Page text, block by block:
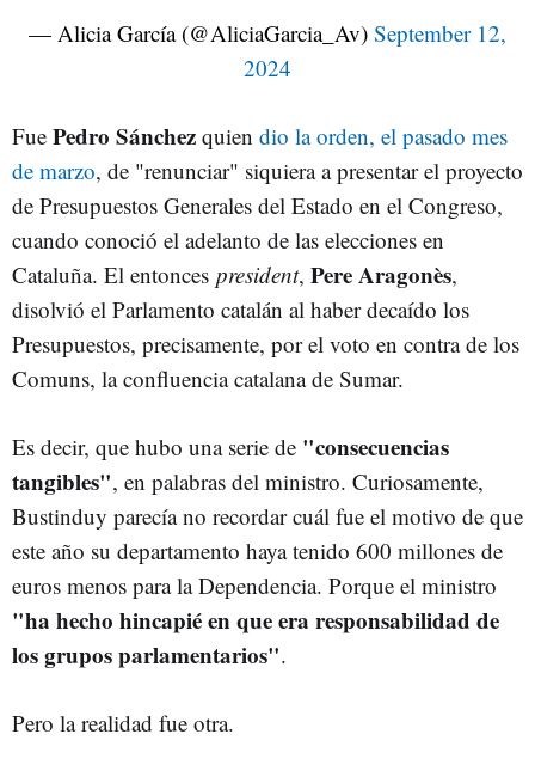
— Alicia García (@AliciaGarcia_Av) September 12,
2024
Fue Pedro Sánchez quien dio la orden, el pasado mes
de marzo, de "renunciar" siquiera a presentar el proyecto
de Presupuestos Generales del Estado en el Congreso,
cuando conoció el adelanto de las elecciones en
Cataluña. El entonces president, Pere Aragonès,
disolvió el Parlamento catalán al haber decaído los
Presupuestos, precisamente, por el voto en contra de los
Comuns, la confluencia catalana de Sumar.
Es decir, que hubo una serie de "consecuencias
tangibles", en palabras del ministro. Curiosamente,
Bustinduy parecía no recordar cuál fue el motivo de que
este año su departamento haya tenido 600 millones de
euros menos para la Dependencia. Porque el ministro
"ha hecho hincapié en que era responsabilidad de
los grupos parlamentarios".
Pero la realidad fue otra.